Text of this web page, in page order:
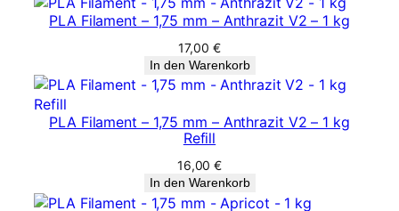
PLA Filament – 1,75 mm – Anthrazit V2 – 1 kg
17,00 €
In den Warenkorb
PLA Filament – 1,75 mm – Anthrazit V2 – 1 kg
Refill
16,00€
In den Warenkorb